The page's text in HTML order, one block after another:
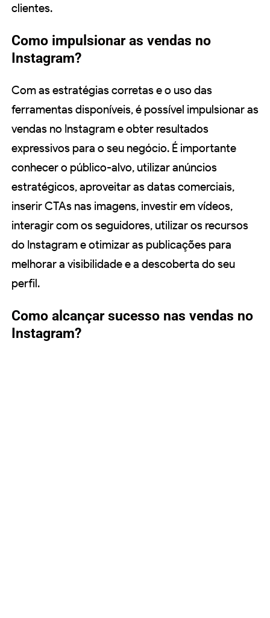
clientes.
Como impulsionar as vendas no
Instagram?
Com as estratégias corretas e o uso das
ferramentas disponíveis, é possível impulsionar as
vendas no Instagram e obter resultados
expressivos para o seu negócio. É importante
conhecer o público-alvo, utilizar anúncios
estratégicos, aproveitar as datas comerciais,
inserir CTAs nas imagens, investir em vídeos,
interagir com os seguidores, utilizar os recursos
do Instagram e otimizar as publicações para
melhorar a visibilidade e a descoberta do seu
perfil.
Como alcançar sucesso nas vendas no
Instagram?